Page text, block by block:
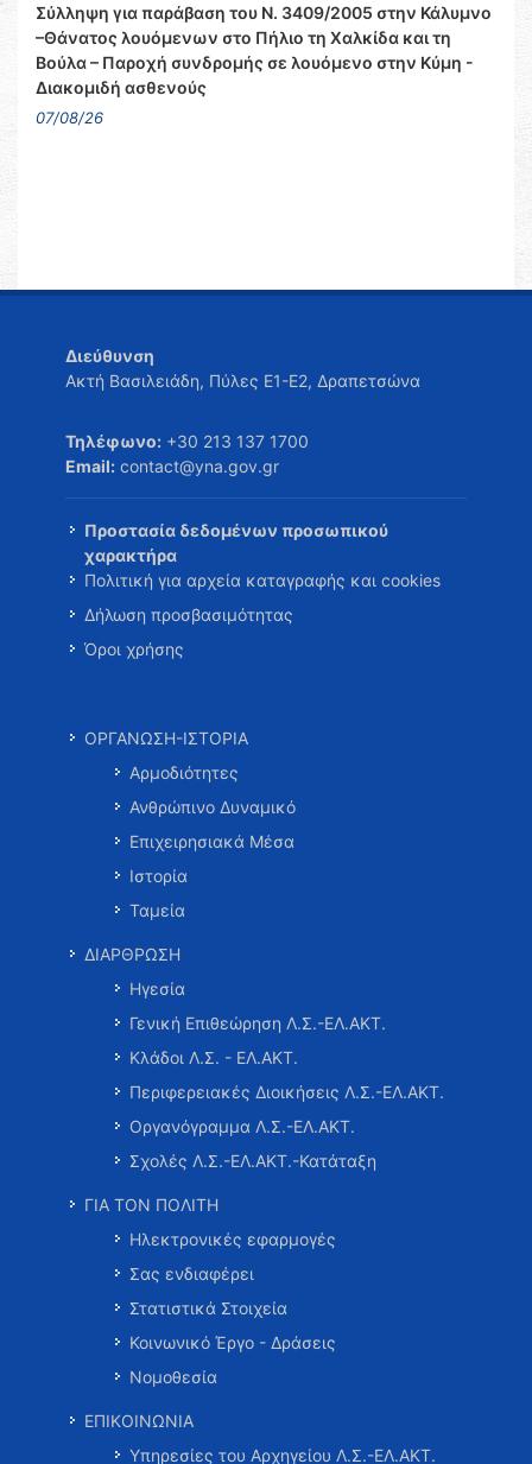
Σύλληψη για παράβαση του Ν. 3409/2005 στην Κάλυμνο
–Θάνατος λουόμενων στο Πήλιο τη Χαλκίδα και τη
Βούλα – Παροχή συνδρομής σε λουόμενο στην Κύμη -
Διακομιδή ασθενούς
07/08/26
Διεύθυνση
Ακτή Βασιλειάδη, Πύλες Ε1-Ε2, Δραπετσώνα
Τηλέφωνο: +30 213 137 1700
Email: contact@yna.gov.gr
Προστασία δεδομένων προσωπικού
χαρακτήρα
Πολιτική για αρχεία καταγραφής και cookies
Δήλωση προσβασιμότητας
Όροι χρήσης
ΟΡΓΑΝΩΣΗ-ΙΣΤΟΡΙΑ
Αρμοδιότητες
Ανθρώπινο Δυναμικό
Επιχειρησιακά Μέσα
Ιστορία
Ταμεία
ΔΙΑΡΘΡΩΣΗ
Ηγεσία
Γενική Επιθεώρηση Λ.Σ.-ΕΛ.ΑΚΤ.
Κλάδοι Λ.Σ. - ΕΛ.ΑΚΤ.
Περιφερειακές Διοικήσεις Λ.Σ.-ΕΛ.ΑΚΤ.
Οργανόγραμμα Λ.Σ.-ΕΛ.ΑΚΤ.
Σχολές Λ.Σ.-ΕΛ.ΑΚΤ.-Κατάταξη
ΓΙΑ ΤΟΝ ΠΟΛΙΤΗ
Ηλεκτρονικές εφαρμογές
Σας ενδιαφέρει
Στατιστικά Στοιχεία
Κοινωνικό Έργο - Δράσεις
Νομοθεσία
ΕΠΙΚΟΙΝΩΝΙΑ
Υπηρεσίες του Αρχηγείου Λ.Σ.-ΕΛ.ΑΚΤ.